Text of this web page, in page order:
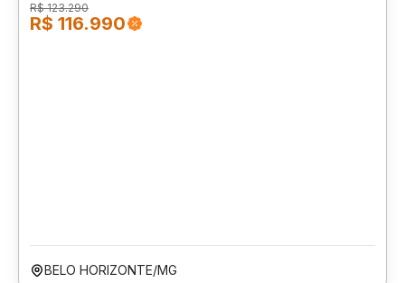
R$ 123.290
R$ 116.990
BELO HORIZONTE/MG